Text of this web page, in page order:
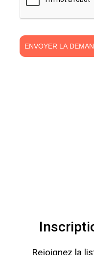
ENVOYER LA
Rejoignez la